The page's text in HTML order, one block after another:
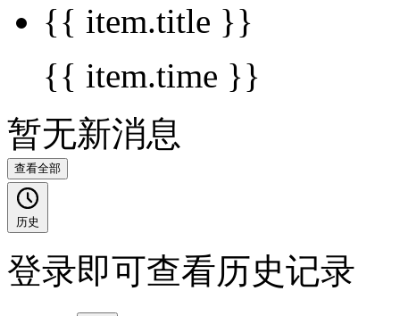
{{ item.title }}
{{ item.time }}
暂无新消息
查看全部
历史
登录即可查看历史记录